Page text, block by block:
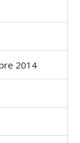
2014